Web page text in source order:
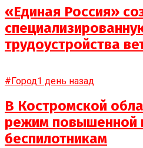
«Единая Россия»
трудоустройства
#Город1 день назад
В Костромской
режим повышенной
беспилотникам